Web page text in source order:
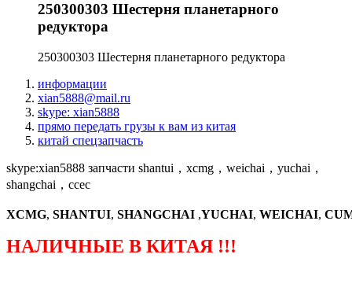
250300303 Шестерня планетарного
редуктора
250300303 Шестерня планетарного редуктора
информации
xian5888@mail.ru
skype: xian5888
прямо передать грузы к вам из китая
китай спецзапчасть
skype:xian5888 запчасти shantui，xcmg，weichai，yuchai，
shangchai，ccec
XCMG, SHANTUI, SHANGCHAI ,YUCHAI, WEICHAI,
НАЛИЧНЫЕ В КИТАЯ !!!